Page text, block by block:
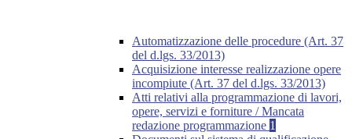
Automatizzazione delle procedure (Art. 37
del d.lgs. 33/2013)
Acquisizione interesse realizzazione opere
incompiute (Art. 37 del d.lgs. 33/2013)
Atti relativi alla programmazione di lavori,
opere, servizi e forniture / Mancata
redazione programmazione 1